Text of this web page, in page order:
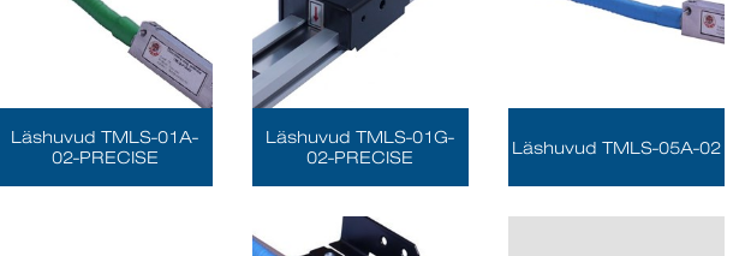
Läshuvud TMLS-01A-
02-PRECISE
Läshuvud TMLS-01G-
02-PRECISE
Läshuvud TMLS-05A-02